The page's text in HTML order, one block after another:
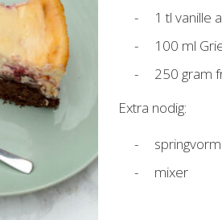
1 tl vanille
100 ml
250 gram
Extra nodig:
mixer